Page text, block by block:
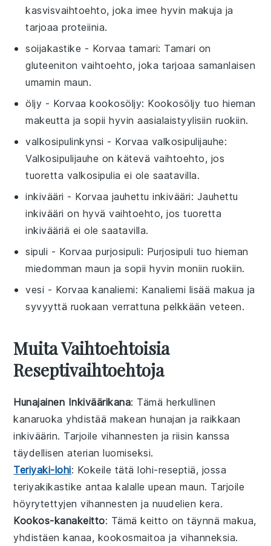
kasvisvaihtoehto, joka imee hyvin makuja ja
tarjoaa proteiinia.
soijakastike - Korvaatamari: Tamari on
gluteeniton vaihtoehto, joka tarjoaa samanlaisen
umamin maun.
öljy - Korvaakookosöljy: Kookosöljy tuo hieman
makeutta ja sopii hyvin aasialaistyylisiin ruokiin.
valkosipulinkynsi - Korvaa valkosipulijauhe:
Valkosipulijauhe on kätevä vaihtoehto, jos
tuoretta valkosipulia ei ole saatavilla.
inkivääri - Korvaa jauhettu inkivääri: Jauhettu
inkivääri on hyvä vaihtoehto, jos tuoretta
inkivääriä ei ole saatavilla.
sipuli - Korvaapurjosipuli: Purjosipuli tuo hieman
miedomman maun ja sopii hyvin moniin ruokiin.
vesi - Korvaakanaliemi: Kanaliemi lisää makua ja
syvyyttä ruokaan verrattuna pelkkään veteen.
Muita Vaihtoehtoisia
Reseptivaihtoehtoja
Hunajainen Inkiväärikana: Tämä herkullinen
kanaruoka yhdistää makean hunajan ja raikkaan
inkiväärin. Tarjoile vihannesten jariisin kanssa
täydellisen aterian luomiseksi.
Teriyaki-lohi: Kokeile tätälohi-reseptiä, jossa
teriyakikastike antaa kalalle upean maun. Tarjoile
höyrytettyjen vihannesten ja nuudelien kera.
Kookos-kanakeitto: Tämäkeitto on täynnä makua,
yhdistäenkanaa, kookosmaitoa ja vihanneksia.